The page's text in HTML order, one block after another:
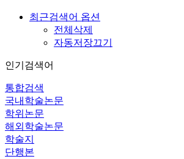
최근검색어 옵션
전체삭제
자동저장끄기
인기검색어
통합검색
국내학술논문
학위논문
해외학술논문
학술지
단행본